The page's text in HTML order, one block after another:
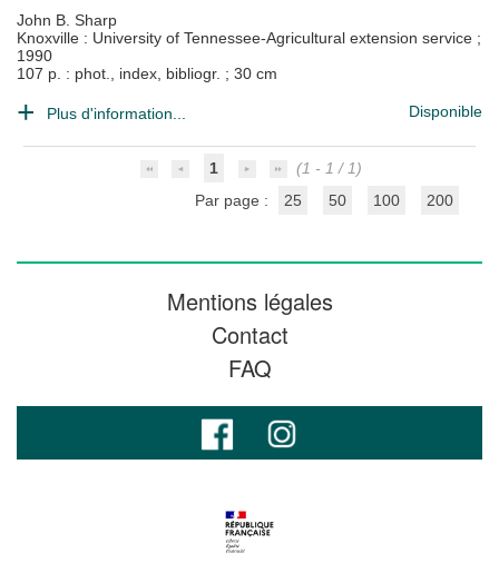
John B. Sharp
Knoxville : University of Tennessee-Agricultural extension service ;
1990
107 p. : phot., index, bibliogr. ; 30 cm
Plus d'information... Disponible
1
(1 - 1 / 1)
Par page :
25 50 100 200
Mentions légales
Contact
FAQ